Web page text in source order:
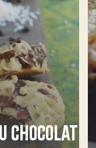
chocolat